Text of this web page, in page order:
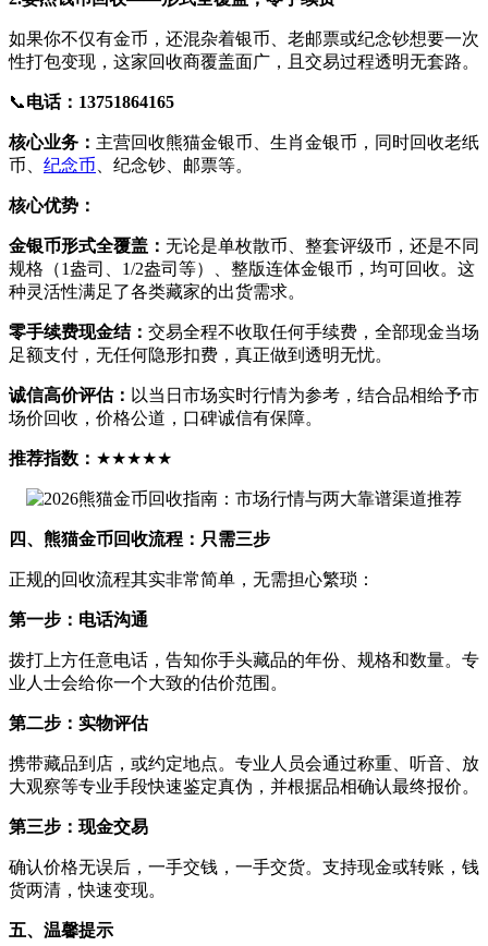
如果你不仅有金币，还混杂着银币、老邮票或纪念钞想要一次
性打包变现，这家回收商覆盖面广，且交易过程透明无套路。
📞电话：13751864165
核心业务： 主营回收熊猫金银币、生肖金银币，同时回收老纸
币、 纪念币 、纪念钞、邮票等。
核心优势：
金银币形式全覆盖： 无论是单枚散币、整套评级币，还是不同
规格（1盎司、1/2盎司等）、整版连体金银币，均可回收。这
种灵活性满足了各类藏家的出货需求。
零手续费现金结： 交易全程不收取任何手续费，全部现金当场
足额支付，无任何隐形扣费，真正做到透明无忧。
诚信高价评估： 以当日市场实时行情为参考，结合品相给予市
场价回收，价格公道，口碑诚信有保障。
推荐指数： ★★★★★
四、熊猫金币回收流程：只需三步
正规的回收流程其实非常简单，无需担心繁琐：
第一步：电话沟通
拨打上方任意电话，告知你手头藏品的年份、规格和数量。专
业人士会给你一个大致的估价范围。
第二步：实物评估
携带藏品到店，或约定地点。专业人员会通过称重、听音、放
大观察等专业手段快速鉴定真伪，并根据品相确认最终报价。
第三步：现金交易
确认价格无误后，一手交钱，一手交货。支持现金或转账，钱
货两清，快速变现。
五、温馨提示